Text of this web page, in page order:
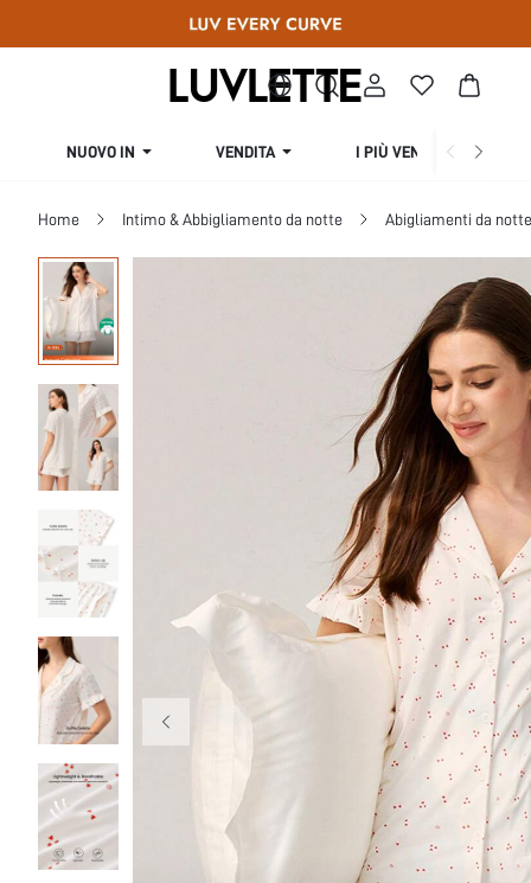
NUOVO IN VENDITA I PIÙ VENDUTI
Home Intimo & Abbigliamento da notte Abigliamenti da